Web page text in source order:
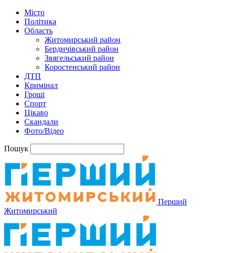
Місто
Політика
Область
Житомирський район
Бердичівський район
Звягельський район
Коростенський район
ДТП
Кримінал
Гроші
Спорт
Цікаво
Скандали
Фото/Відео
Пошук
Перший
Житомирський